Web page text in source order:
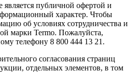
публичной офертой и
характер. Чтобы
об условиях сотрудничества и
марки Termo. Пожалуйста,
телефону 8 800 444 13 21.
согласования страниц
отдельных элементов, в том